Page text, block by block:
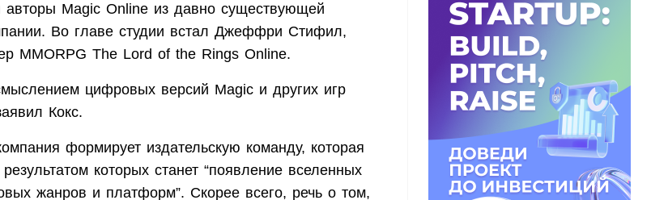
авторы Magic Online из давно существующей
Во главе студии встал Джеффри Стифил,
ММОRPG The Lord of the Rings Online.
цифровых версий Magic и других игр
Кокс.
формирует издательскую команду, которая
которых станет “появление вселенных
жанров и платформ”. Скорее всего, речь о том,